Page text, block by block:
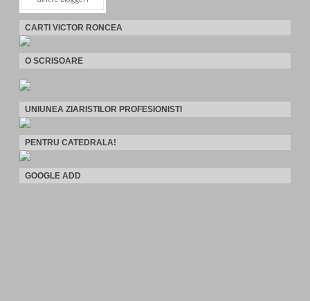
CARTI VICTOR RONCEA
O SCRISOARE
UNIUNEA ZIARISTILOR PROFESIONISTI
PENTRU CATEDRALA!
GOOGLE ADD